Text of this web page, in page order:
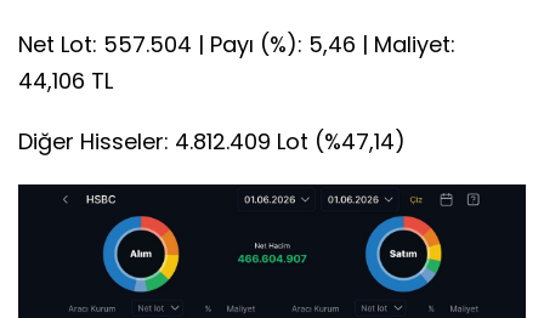
Net Lot: 557.504 | Payı (%): 5,46 | Maliyet:
44,106 TL
Diğer Hisseler: 4.812.409 Lot (%47,14)